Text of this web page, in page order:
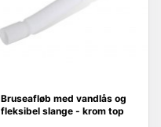
Bruseafløb med vandlås og
fleksibel slange - krom top